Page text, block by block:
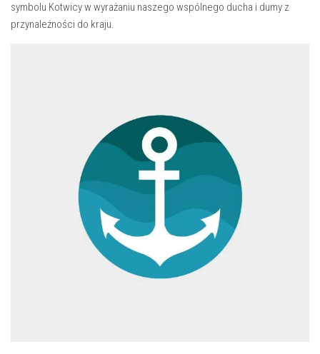
symbolu Kotwicy w ⁣wyrażaniu naszego wspólnego​ ducha i dumy z
przynależności‌ do kraju.